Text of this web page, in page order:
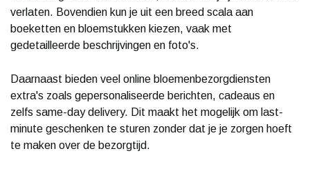
verlaten. Bovendien kun je uit een breed scala aan
boeketten en bloemstukken kiezen, vaak met
gedetailleerde beschrijvingen en foto's.
Daarnaast bieden veel online bloemenbezorgdiensten
extra's zoals gepersonaliseerde berichten, cadeaus en
zelfs same-day delivery. Dit maakt het mogelijk om last-
minute geschenken te sturen zonder dat je je zorgen hoeft
te maken over de bezorgtijd.